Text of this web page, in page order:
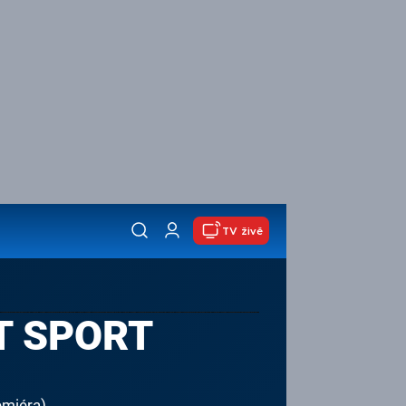
TV živě
SPORT